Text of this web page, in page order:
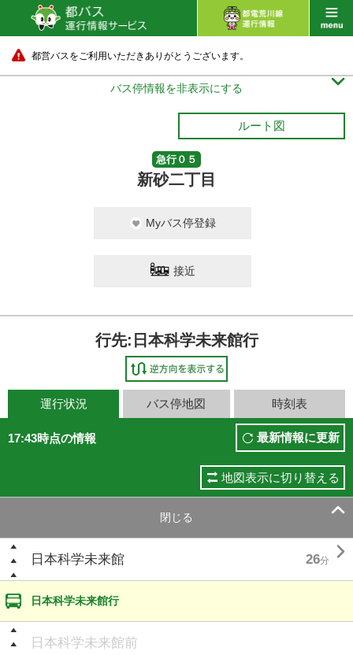
都営バスをご利用いただきありがとうございます。
バス停情報を非表示にする 
ルート図
急行０５
新砂二丁目
Myバス停登録
接近
行先:日本科学未来館行
運行状況 バス停地図 時刻表
17:43時点の情報 最新情報に更新
地図表示に切り替える
閉じる 
日本科学未来館 26分 
日本科学未来館行
日本科学未来館前